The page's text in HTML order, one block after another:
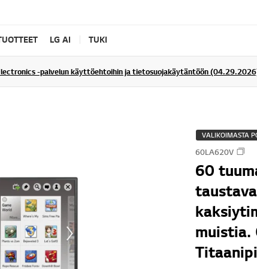
LG AI TUKI
-palvelun käyttöehtoihin ja tietosuojakäytäntöön
VALIKOIMASTA
60LA620V
60
muistia.